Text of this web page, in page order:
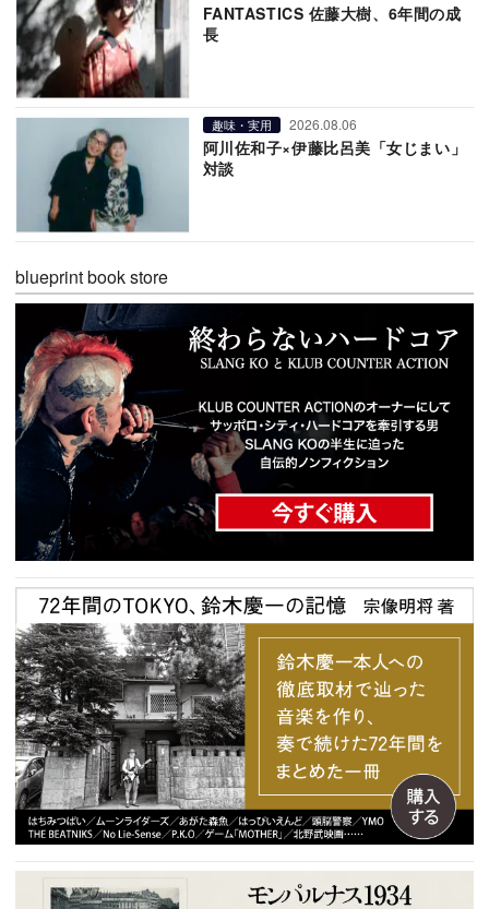
FANTASTICS 佐藤大樹、6年間の成
長
趣味・実用 2026.08.06
阿川佐和子×伊藤比呂美「女じまい」
対談
blueprint book store